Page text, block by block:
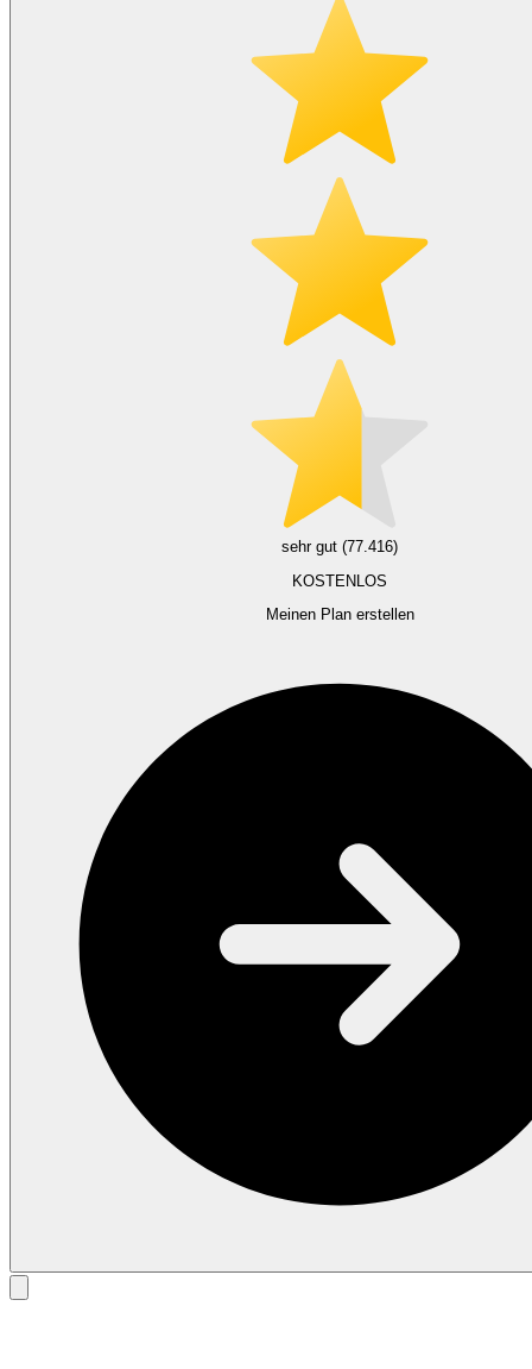
sehr gut (77.416)
KOSTENLOS
Meinen Plan erstellen